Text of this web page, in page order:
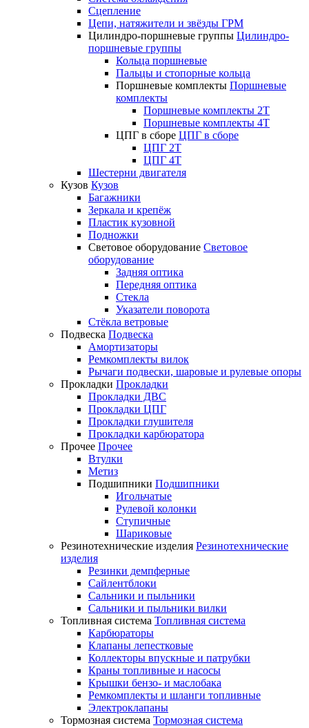
Сцепление
Цепи, натяжители и звёзды ГРМ
Цилиндро-поршневые группы Цилиндро-
поршневые группы
Кольца поршневые
Пальцы и стопорные кольца
Поршневые комплекты Поршневые
комплекты
Поршневые комплекты 2T
Поршневые комплекты 4T
ЦПГ в сборе ЦПГ в сборе
ЦПГ 2T
ЦПГ 4T
Шестерни двигателя
Кузов Кузов
Багажники
Зеркала и крепёж
Пластик кузовной
Подножки
Световое оборудование Световое
оборудование
Задняя оптика
Передняя оптика
Стекла
Указатели поворота
Стёкла ветровые
Подвеска Подвеска
Амортизаторы
Ремкомплекты вилок
Рычаги подвески, шаровые и рулевые опоры
Прокладки Прокладки
Прокладки ДВС
Прокладки ЦПГ
Прокладки глушителя
Прокладки карбюратора
Прочее Прочее
Втулки
Метиз
Подшипники Подшипники
Игольчатые
Рулевой колонки
Ступичные
Шариковые
Резинотехнические изделия Резинотехнические
изделия
Резинки демпферные
Сайлентблоки
Сальники и пыльники
Сальники и пыльники вилки
Топливная система Топливная система
Карбюраторы
Клапаны лепестковые
Коллекторы впускные и патрубки
Краны топливные и насосы
Крышки бензо- и маслобака
Ремкомплекты и шланги топливные
Электроклапаны
Тормозная система Тормозная система